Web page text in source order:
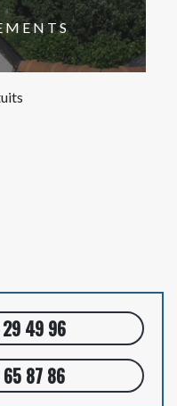
49 96
87 86